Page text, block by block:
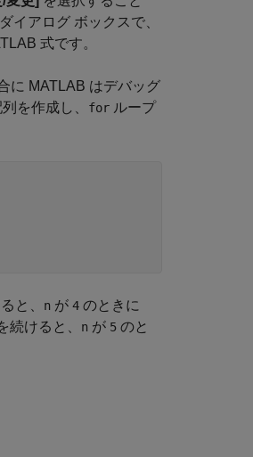
イアログ ボックスで、
式です。
に MATLAB はデバッグ
を作成し、 for ループ
と、 n が 4 のときに
けると、 n が 5 のと